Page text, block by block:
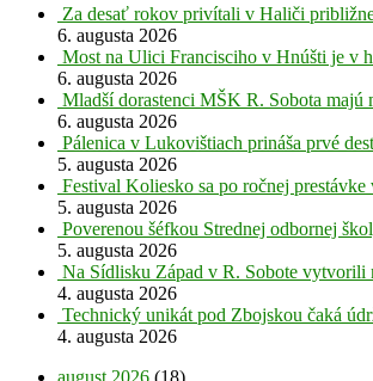
Za desať rokov privítali v Haliči
6. augusta 2026
Most na Ulici Francisciho v Hnúšti je v
6. augusta 2026
Mladší dorastenci MŠK R. Sobota majú
6. augusta 2026
Pálenica v Lukovištiach prináša prvé
5. augusta 2026
Festival Koliesko sa po ročnej
5. augusta 2026
Poverenou šéfkou Strednej odbornej
5. augusta 2026
Na Sídlisku Západ v R. Sobote
4. augusta 2026
Technický unikát pod Zbojskou čaká
4. augusta 2026
august 2026 (18)